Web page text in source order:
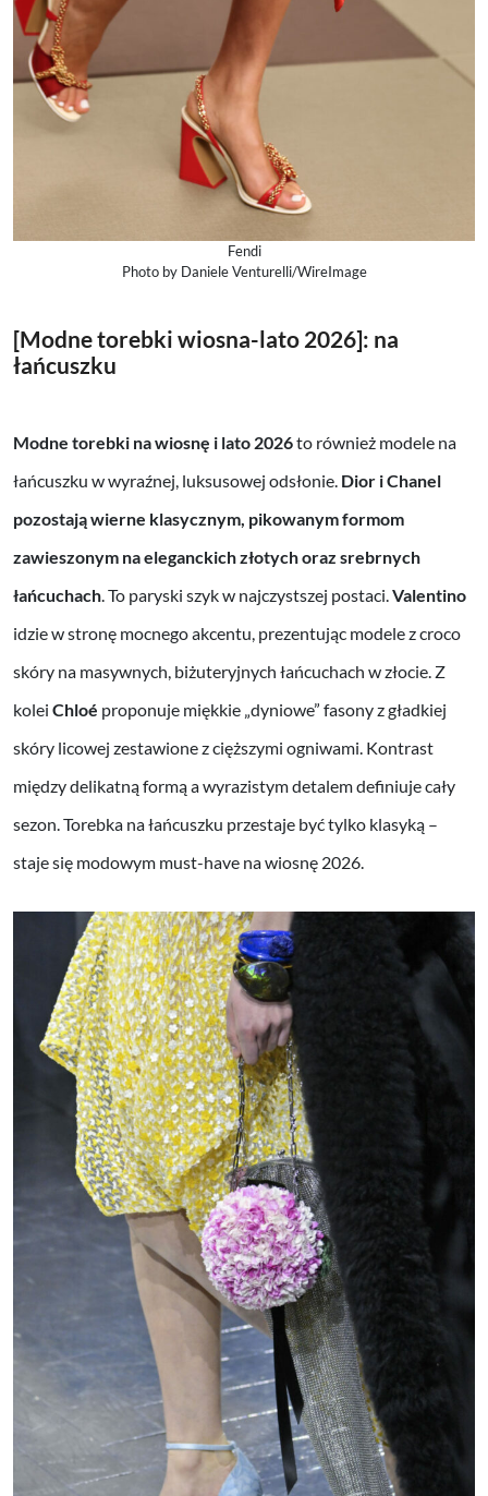
Fendi
Photo by Daniele Venturelli/WireImage
[Modne torebki wiosna-lato 2026]: na
łańcuszku
Modne torebki na wiosnę i lato 2026to również modele na
łańcuszku w wyraźnej, luksusowej odsłonie. Dior i Chanel
pozostają wierne klasycznym, pikowanym formom
zawieszonym na eleganckich złotych oraz srebrnych
łańcuchach. To paryski szyk w najczystszej postaci.Valentino
idzie w stronę mocnego akcentu, prezentując modele z croco
skóry na masywnych, biżuteryjnych łańcuchach w złocie. Z
kolei Chloé proponuje miękkie „dyniowe” fasony z gładkiej
skóry licowej zestawione z cięższymi ogniwami. Kontrast
między delikatną formą a wyrazistym detalem definiuje cały
sezon. Torebka na łańcuszku przestaje być tylko klasyką –
staje się modowym must-have na wiosnę 2026.